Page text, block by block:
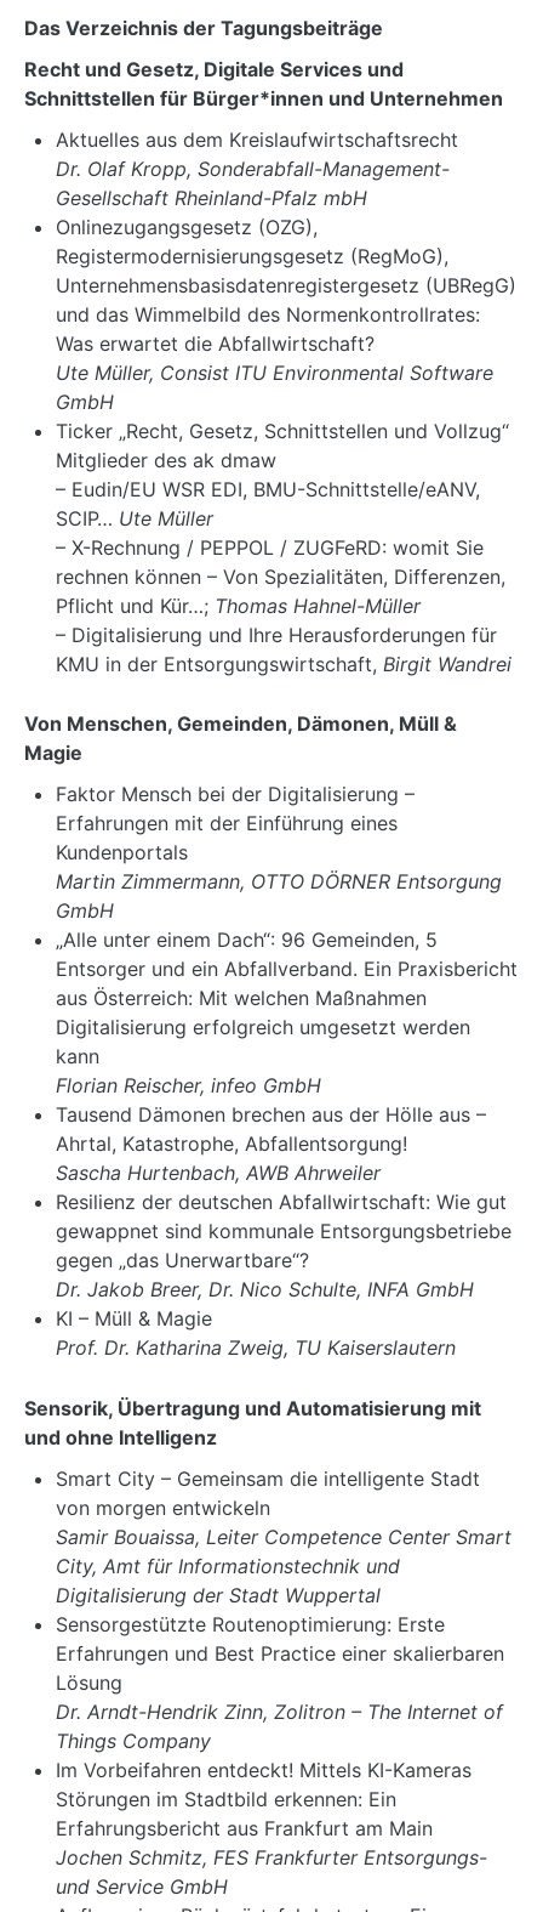
Das Verzeichnis der Tagungsbeiträge
Recht und Gesetz, Digitale Services und
Schnittstellen für Bürger*innen und Unternehmen
Aktuelles aus dem Kreislaufwirtschaftsrecht
Dr. Olaf Kropp, Sonderabfall-Management-
Gesellschaft Rheinland-Pfalz mbH
Onlinezugangsgesetz (OZG),
Registermodernisierungsgesetz (RegMoG),
Unternehmensbasisdatenregistergesetz (UBRegG)
und das Wimmelbild des Normenkontrollrates:
Was erwartet die Abfallwirtschaft?
Ute Müller, Consist ITU Environmental Software
GmbH
Ticker „Recht, Gesetz, Schnittstellen und Vollzug“
Mitglieder des ak dmaw
– Eudin/EU WSR EDI, BMU-Schnittstelle/eANV,
SCIP… Ute Müller
– X-Rechnung / PEPPOL / ZUGFeRD: womit Sie
rechnen können – Von Spezialitäten, Differenzen,
Pflicht und Kür…; Thomas Hahnel-Müller
– Digitalisierung und Ihre Herausforderungen für
KMU in der Entsorgungswirtschaft, Birgit Wandrei
Von Menschen, Gemeinden, Dämonen, Müll &
Magie
Faktor Mensch bei der Digitalisierung –
Erfahrungen mit der Einführung eines
Kundenportals
Martin Zimmermann, OTTO DÖRNER Entsorgung
GmbH
„Alle unter einem Dach“: 96 Gemeinden, 5
Entsorger und ein Abfallverband. Ein Praxisbericht
aus Österreich: Mit welchen Maßnahmen
Digitalisierung erfolgreich umgesetzt werden
kann
Florian Reischer, infeo GmbH
Tausend Dämonen brechen aus der Hölle aus –
Ahrtal, Katastrophe, Abfallentsorgung!
Sascha Hurtenbach, AWB Ahrweiler
Resilienz der deutschen Abfallwirtschaft: Wie gut
gewappnet sind kommunale Entsorgungsbetriebe
gegen „das Unerwartbare“?
Dr. Jakob Breer, Dr. Nico Schulte, INFA GmbH
KI – Müll & Magie
Prof. Dr. Katharina Zweig, TU Kaiserslautern
Sensorik, Übertragung und Automatisierung mit
und ohne Intelligenz
Smart City – Gemeinsam die intelligente Stadt
von morgen entwickeln
Samir Bouaissa, Leiter Competence Center Smart
City, Amt für Informationstechnik und
Digitalisierung der Stadt Wuppertal
Sensorgestützte Routenoptimierung: Erste
Erfahrungen und Best Practice einer skalierbaren
Lösung
Dr. Arndt-Hendrik Zinn, Zolitron – The Internet of
Things Company
Im Vorbeifahren entdeckt! Mittels KI-Kameras
Störungen im Stadtbild erkennen: Ein
Erfahrungsbericht aus Frankfurt am Main
Jochen Schmitz, FES Frankfurter Entsorgungs-
und Service GmbH